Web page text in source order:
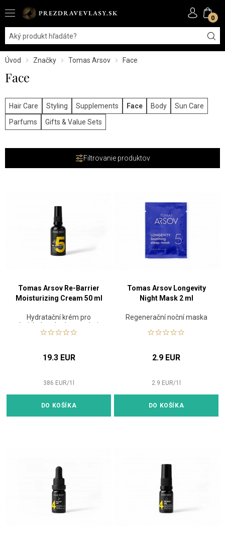
0
Úvod Značky Tomas Arsov Face
Face
Hair Care Styling Supplements Face Body
Sun Care
Parfums
Gifts & Value Sets
Filtrovanie produktov
Tomas Arsov Re-Barrier
Moisturizing Cream 50 ml
Hydratační krém pro
každodenní ochranu pleti
19.3 EUR
386 EUR/1
DO KOŠÍKA
Tomas Arsov Longevity
Night Mask 2 ml
Regenerační noční maska
2.9 EUR
2.9 EUR/1
DO KOŠÍKA